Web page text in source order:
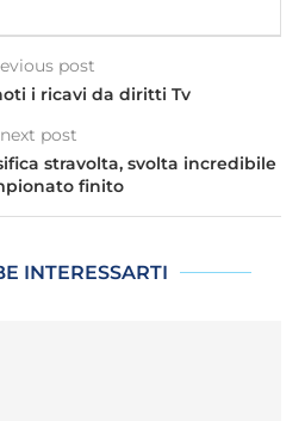
post
i ricavi da diritti Tv
next post
stravolta, svolta incredibile
finito
INTERESSARTI